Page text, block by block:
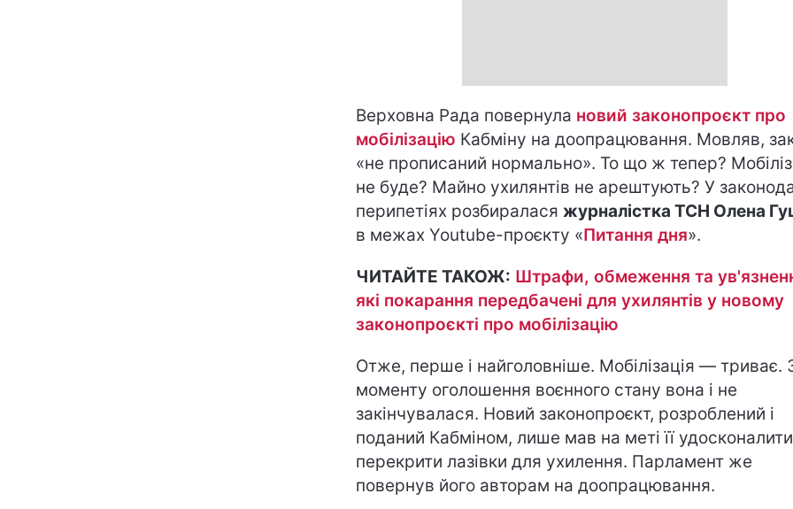
Верховна Рада повернула новий законопроєкт про
мобілізацію Кабміну на доопрацювання. Мовляв,
«не прописаний нормально». То що ж тепер?
не буде? Майно ухилянтів не арештують? У
перипетіях розбиралася журналістка ТСН Олена
в межах Youtube-проєкту «Питання дня».
ЧИТАЙТЕ ТАКОЖ: Штрафи, обмеження та
які покарання передбачені для ухилянтів у новому
законопроєкті про мобілізацію
Отже, перше і найголовніше. Мобілізація — триває.
моменту оголошення воєнного стану вона і не
закінчувалася. Новий законопроєкт, розроблений і
поданий Кабміном, лише мав на меті її
перекрити лазівки для ухилення. Парламент же
повернув його авторам на доопрацювання.